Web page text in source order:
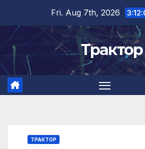
content
Fri. Aug 7th, 2026
Трактор
ТРАКТОР